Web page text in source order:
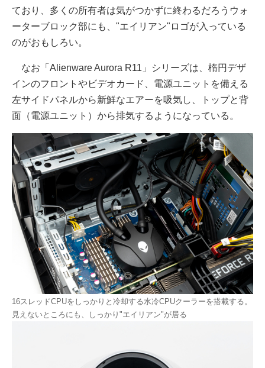
ており、多くの所有者は気がつかずに終わるだろうウォ
ーターブロック部にも、"エイリアン"ロゴが入っている
のがおもしろい。
なお「Alienware Aurora R11」シリーズは、楕円デザ
インのフロントやビデオカード、電源ユニットを備える
左サイドパネルから新鮮なエアーを吸気し、トップと背
面（電源ユニット）から排気するようになっている。
16スレッドCPUをしっかりと冷却する水冷CPUクーラーを搭載する。
見えないところにも、しっかり"エイリアン"が居る